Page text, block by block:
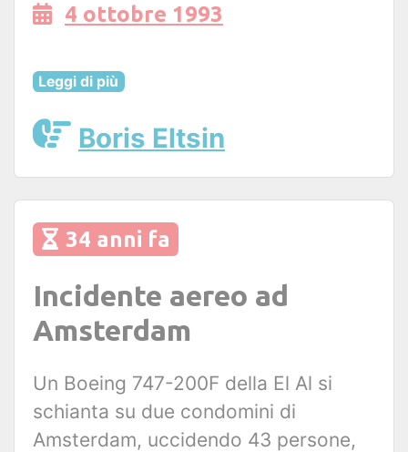
4 ottobre 1993
Leggi di più
Boris Eltsin
34 anni fa
Incidente aereo ad
Amsterdam
Un Boeing 747-200F della El Al si
schianta su due condomini di
Amsterdam, uccidendo 43 persone,